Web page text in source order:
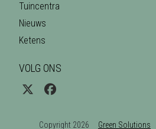
Tuincentra
Nieuws
Ketens
VOLG ONS
Copyright 2026 Green Solutions